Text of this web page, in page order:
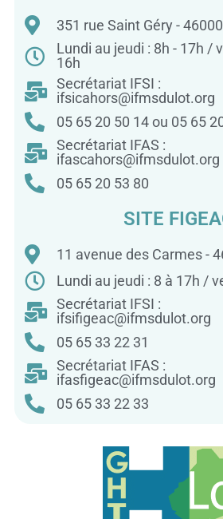
351 rue Saint Géry -
Lundi au jeudi : 8h - 17h /
16h
Secrétariat IFSI :
ifsicahors@ifmsdulot.org
05 65 20 50 14 ou 05 65
Secrétariat IFAS :
ifascahors@ifmsdulot.org
05 65 20 53 80
SITE
11 avenue des Carmes -
Lundi au jeudi : 8 à 17h /
Secrétariat IFSI :
ifsifigeac@ifmsdulot.org
05 65 33 22 31
Secrétariat IFAS :
ifasfigeac@ifmsdulot.org
05 65 33 22 33